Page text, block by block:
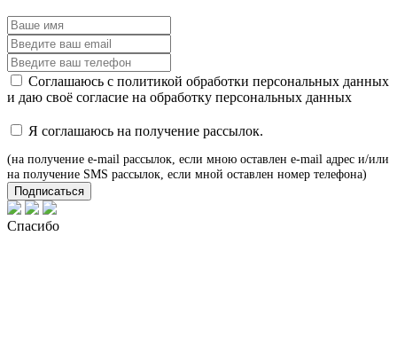
Соглашаюсь с политикой обработки персональных данных
и даю своё согласие на обработку персональных данных
Я соглашаюсь на получение рассылок.
(на получение e-mail рассылок, если мною оставлен e-mail адрес и/или
на получение SMS рассылок, если мной оставлен номер телефона)
Подписаться
Спасибо